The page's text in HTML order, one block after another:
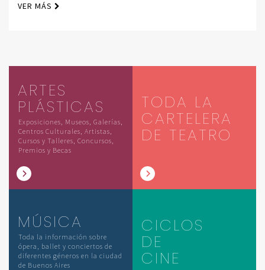
VER MÁS
ARTES
PLÁSTICAS
Exposiciones, Museos, Galerías,
Centros Culturales, Artistas,
Cursos y Talleres, Concursos,
Premios y Becas
TODA LA
CARTELERA
DE TEATRO
MÚSICA
Toda la información sobre
ópera, ballet y conciertos de
diferentes géneros en la ciudad
de Buenos Aires
CICLOS
DE
CINE